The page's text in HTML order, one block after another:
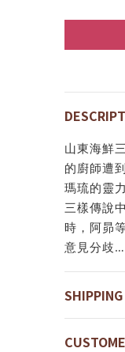
山東海鮮
的廚師遭
瑪琉的靈
三樣傳說
時，阿昴
意見分歧